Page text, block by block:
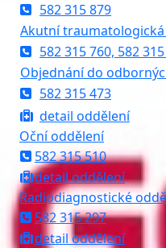
582 315 879
Akutní
582 315 760, 582
Objednání do
582 315 473
detail oddělení
Oční oddělení
582 315 510
detail oddělení
Radiodiagnostické
582 315 297
detail oddělení